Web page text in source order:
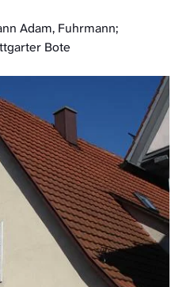
Adam, Fuhrmann;
Bote